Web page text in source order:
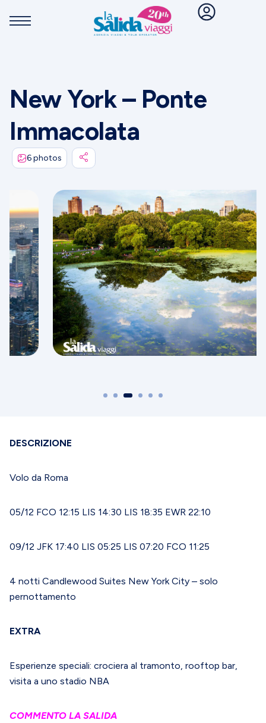
New York – Ponte
Immacolata
6 photos
DESCRIZIONE
Volo da Roma
05/12 FCO 12:15 LIS 14:30 LIS 18:35 EWR 22:10
09/12 JFK 17:40 LIS 05:25 LIS 07:20 FCO 11:25
4 notti Candlewood Suites New York City – solo
pernottamento
EXTRA
Esperienze speciali: crociera al tramonto, rooftop bar,
visita a uno stadio NBA
COMMENTO LA SALIDA